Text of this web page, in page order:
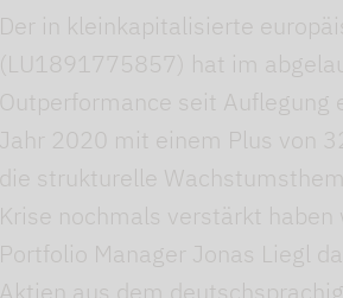
Der in kleinkapitalisierte
(LU1891775857) hat im
Outperformance seit
Jahr 2020 mit einem Plus von
die strukturelle
Krise nochmals verstärkt
Portfolio Manager Jonas Liegl
Aktien aus dem